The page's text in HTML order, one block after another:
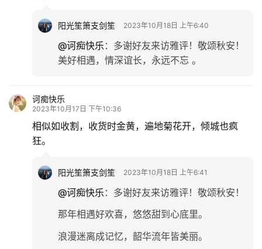
阳光笙箫支剑笙 2023年10月18日 上午6:40
@诃痴快乐 ： 多谢好友来访雅评！敬颂秋安！
美好相遇，情深谊长，永远不忘 。
诃痴快乐
2023年10月17日 下午10:36
相似如收割，收货时金黄，遍地菊花开，倾城也疯
狂。
阳光笙箫支剑笙 2023年10月18日 上午6:41
@诃痴快乐 ： 多谢好友来访雅评！敬颂秋安！
那年相遇好欢喜，悠悠甜到心底里。
浪漫迷离成记忆，韶华流年皆美丽。